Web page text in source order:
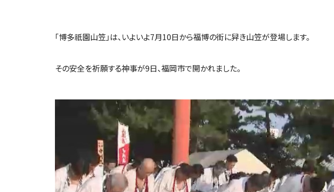
「博多祇園山笠」は、いよいよ7月10日から福博の街に舁き山笠が登場します。
その安全を祈願する神事が9日、福岡市で開かれました。